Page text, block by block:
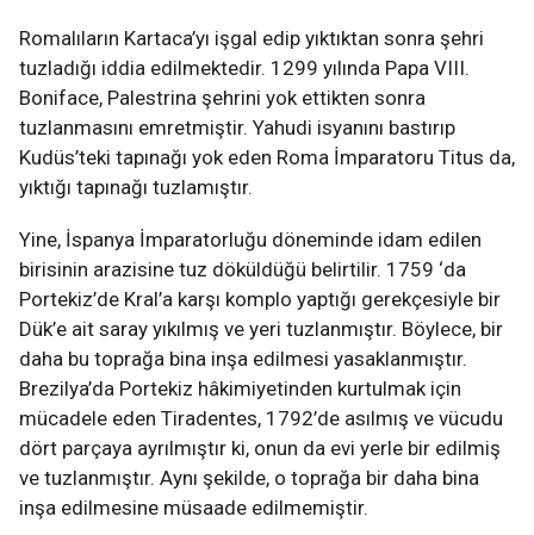
Romalıların Kartaca’yı işgal edip yıktıktan sonra şehri
tuzladığı iddia edilmektedir. 1299 yılında Papa VIII.
Boniface, Palestrina şehrini yok ettikten sonra
tuzlanmasını emretmiştir. Yahudi isyanını bastırıp
Kudüs’teki tapınağı yok eden Roma İmparatoru Titus da,
yıktığı tapınağı tuzlamıştır.
Yine, İspanya İmparatorluğu döneminde idam edilen
birisinin arazisine tuz döküldüğü belirtilir. 1759 ‘da
Portekiz’de Kral’a karşı komplo yaptığı gerekçesiyle bir
Dük’e ait saray yıkılmış ve yeri tuzlanmıştır. Böylece, bir
daha bu toprağa bina inşa edilmesi yasaklanmıştır.
Brezilya’da Portekiz hâkimiyetinden kurtulmak için
mücadele eden Tiradentes, 1792’de asılmış ve vücudu
dört parçaya ayrılmıştır ki, onun da evi yerle bir edilmiş
ve tuzlanmıştır. Aynı şekilde, o toprağa bir daha bina
inşa edilmesine müsaade edilmemiştir.